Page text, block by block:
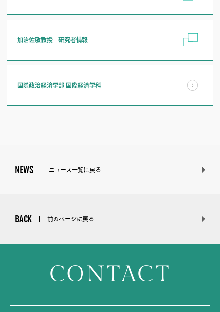
加治佐敬教授 研究者情報
国際政治経済学部 国際経済学科
NEWS ニュース一覧に戻る
BACK 前のページに戻る
CONTACT